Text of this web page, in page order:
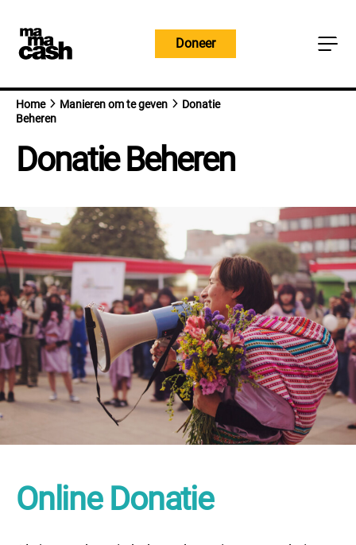
naar
inhoud
Doneer
Home Manieren om te geven
Donatie
Beheren
Donatie Beheren
Online Donatie